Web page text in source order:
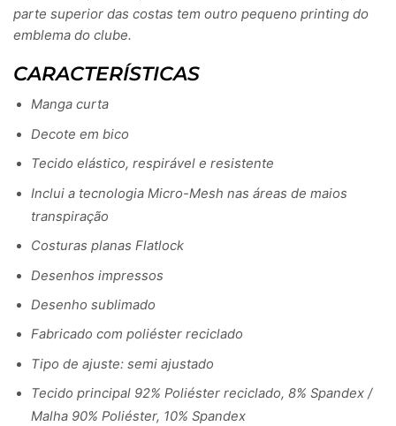
parte superior das costas tem outro pequeno printing do
emblema do clube.
CARACTERÍSTICAS
Manga curta
Decote em bico
Tecido elástico, respirável e resistente
Inclui a tecnologia Micro-Mesh nas áreas de maios
transpiração
Costuras planas Flatlock
Desenhos impressos
Desenho sublimado
Fabricado com poliéster reciclado
Tipo de ajuste: semi ajustado
Tecido principal 92% Poliéster reciclado, 8% Spandex /
Malha 90% Poliéster, 10% Spandex